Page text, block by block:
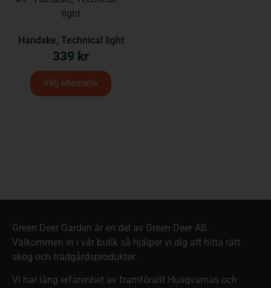
Handske, Technical light
339 kr
Välj alternativ
Green Deer Garden är en del av Green Deer AB.
Välkommen in i vår butik så hjälper vi dig att hitta rätt
skog och trädgårdsprodukter.
Vi har lång erfarenhet av framförallt Husqvarnas och